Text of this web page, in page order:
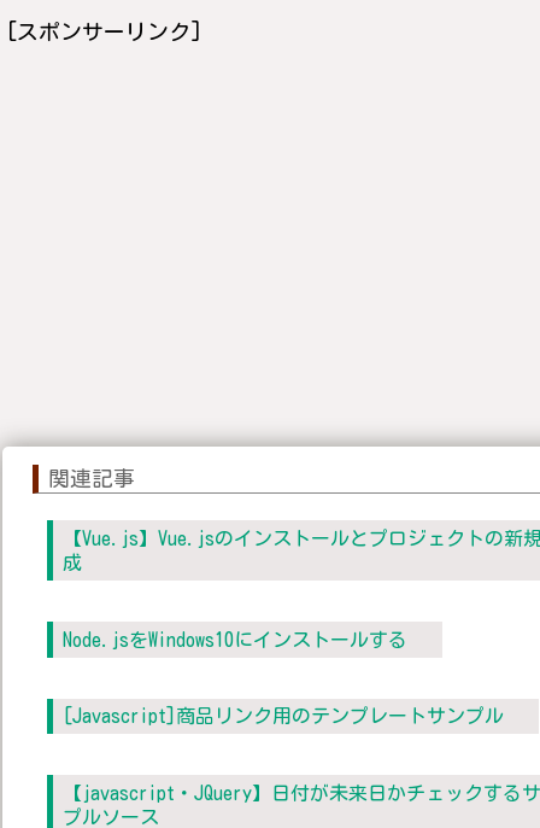
[スポンサーリンク]
関連記事
【Vue.js】Vue.jsのインストールとプロジェクトの新
成
Node.jsをWindows10にインストールする
[Javascript]商品リンク用のテンプレートサンプル
【javascript・JQuery】日付が未来日かチェックする
プルソース